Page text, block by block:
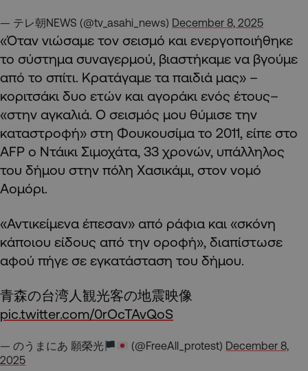
— テレ朝NEWS (@tv_asahi_news) December 8, 2025
«Όταν νιώσαμε τον σεισμό και ενεργοποιήθηκε
το σύστημα συναγερμού, βιαστήκαμε να βγούμε
από το σπίτι. Κρατάγαμε τα παιδιά μας» –
κοριτσάκι δυο ετών και αγοράκι ενός έτους–
«στην αγκαλιά. Ο σεισμός μου θύμισε την
καταστροφή» στη Φουκουσίμα το 2011, είπε στο
AFP ο Ντάικι Σιμοχάτα, 33 χρονών, υπάλληλος
του δήμου στην πόλη Χασικάμι, στον νομό
Αομόρι.
«Αντικείμενα έπεσαν» από ράφια και «σκόνη
κάποιου είδους από την οροφή», διαπίστωσε
αφού πήγε σε εγκατάσταση του δήμου.
青森の台湾人観光客の地震映像
pic.twitter.com/0rOcTAvQoS
— のうまにあ 願榮光 (@FreeAll_protest) December 8,
2025